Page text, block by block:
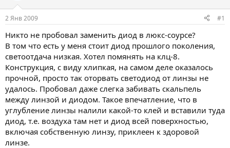
т
е
м
ы
а
л
2 Янв 2009 #1
Никто не пробовал заменить диод в люкс-соурсе?
В том что есть у меня стоит диод прошлого поколения,
светоотдача низкая. Хотел помянять на клц-8.
Конструкция, с виду хлипкая, на самом деле оказалось
прочной, просто так оторвать светодиод от линзы не
удалось. Пробовал даже слегка забивать скальпель
между линзой и диодом. Такое впечатление, что в
углубление линзы налили какой-то клей и вставили туда
диод, т.е. воздуха там нет и диод всей поверхностью,
включая собственную линзу, приклеен к здоровой
линзе.